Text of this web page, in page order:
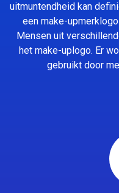
uitmuntendheid kan
een make-
Mensen uit
het make-uplogo. Er
gebruikt door